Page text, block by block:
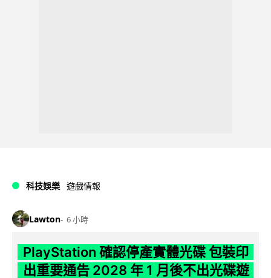
科技娛樂 遊戲情報
Lawton 6 小時
PlayStation 確認停產實體光碟 包裝印
出重要通告 2028 年 1 月後不出光碟遊